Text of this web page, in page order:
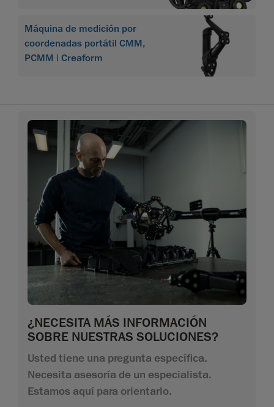
Máquina de medición por
coordenadas portátil CMM,
PCMM | Creaform
¿NECESITA MÁS INFORMACIÓN
SOBRE NUESTRAS SOLUCIONES?
Usted tiene una pregunta específica.
Necesita asesoría de un especialista.
Estamos aquí para orientarlo.